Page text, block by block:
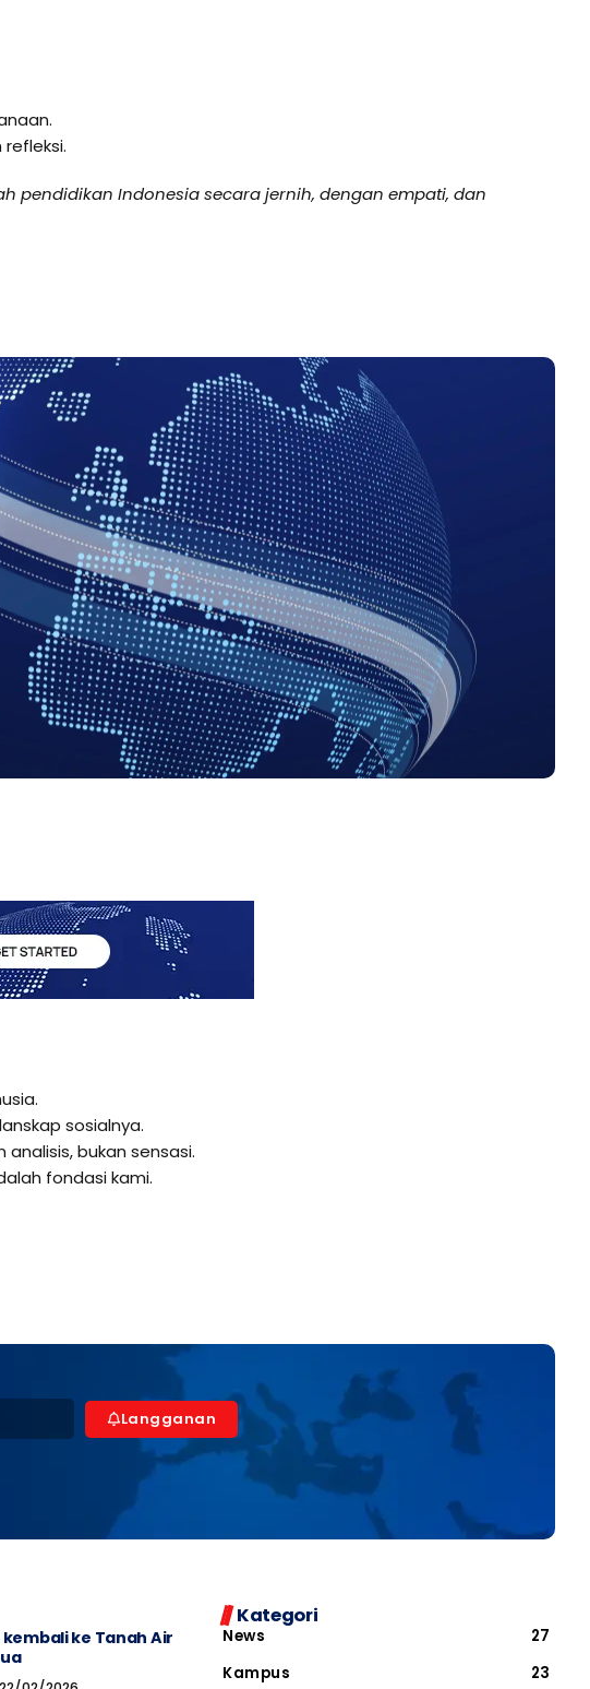
pendidikan Indonesia secara jernih, dengan empati, dan
sosialnya.
bukan sensasi.
fondasi kami.
Langganan
ke Tanah Air
Kategori
News
27
Kampus
23